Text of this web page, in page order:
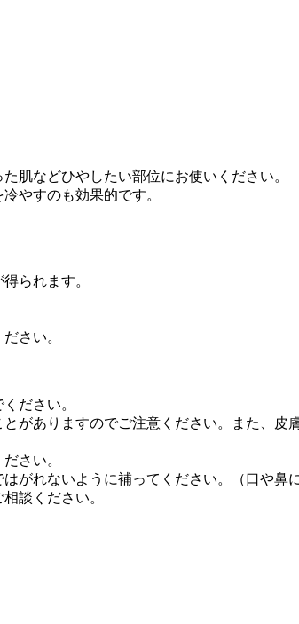
肌などひやしたい部位にお使いください。
やすのも効果的です。
られます。
さい。
ださい。
がありますのでご注意ください。また、
さい。
がれないように補ってください。（口や鼻
談ください。